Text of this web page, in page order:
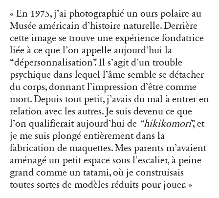
« En 1975, j’ai photographié un ours polaire au
Musée américain d’histoire naturelle. Derrière
cette image se trouve une expérience fondatrice
liée à ce que l’on appelle aujourd’hui la
“dépersonnalisation”. Il s’agit d’un trouble
psychique dans lequel l’âme semble se détacher
du corps, donnant l’impression d’être comme
mort. Depuis tout petit, j’avais du mal à entrer en
relation avec les autres. Je suis devenu ce que
l’on qualifierait aujourd’hui de “hikikomori”, et
je me suis plongé entièrement dans la
fabrication de maquettes. Mes parents m’avaient
aménagé un petit espace sous l’escalier, à peine
grand comme un tatami, où je construisais
toutes sortes de modèles réduits pour jouer. »